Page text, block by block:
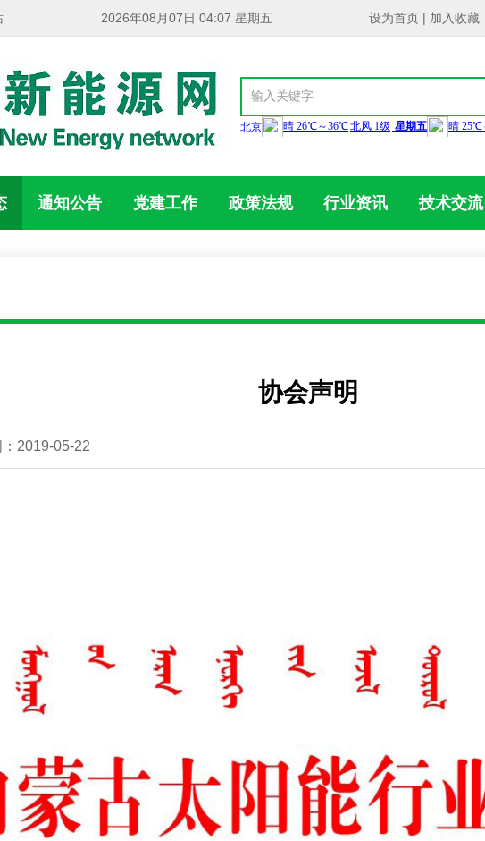
2026年08月07日 04:07 星期五 设为首页 | 加入收藏
通知公告 党建工作 政策法规 行业资讯 技术交流
协会声明
：2019-05-22